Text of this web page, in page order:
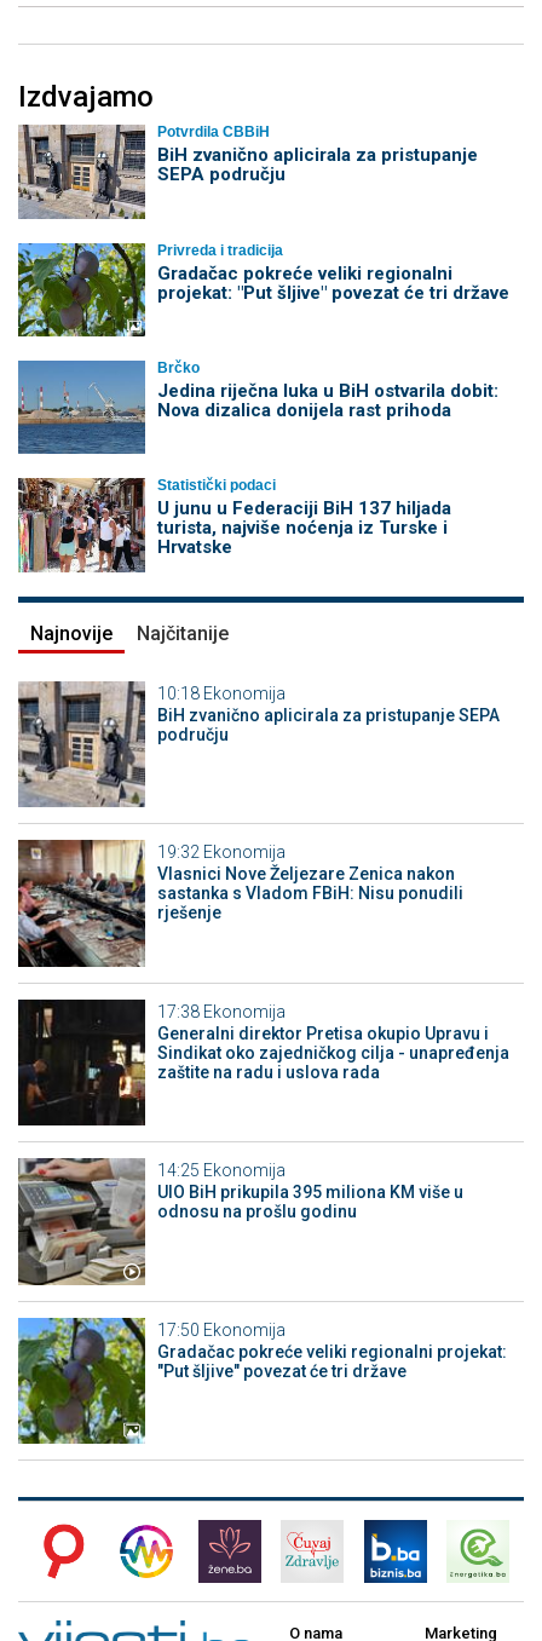
Izdvajamo
Potvrdila CBBiH
BiH zvanično aplicirala za pristupanje
SEPA području
Privreda i tradicija
Gradačac pokreće veliki regionalni
projekat: "Put šljive" povezat će tri države
Brčko
Jedina riječna luka u BiH ostvarila dobit:
Nova dizalica donijela rast prihoda
Statistički podaci
U junu u Federaciji BiH 137 hiljada
turista, najviše noćenja iz Turske i
Hrvatske
Najnovije Najčitanije
10:18 Ekonomija
BiH zvanično aplicirala za pristupanje SEPA
području
19:32 Ekonomija
Vlasnici Nove Željezare Zenica nakon
sastanka s Vladom FBiH: Nisu ponudili
rješenje
17:38 Ekonomija
Generalni direktor Pretisa okupio Upravu i
Sindikat oko zajedničkog cilja - unapređenja
zaštite na radu i uslova rada
14:25 Ekonomija
UIO BiH prikupila 395 miliona KM više u
odnosu na prošlu godinu
17:50 Ekonomija
Gradačac pokreće veliki regionalni projekat:
"Put šljive" povezat će tri države
O nama Marketing